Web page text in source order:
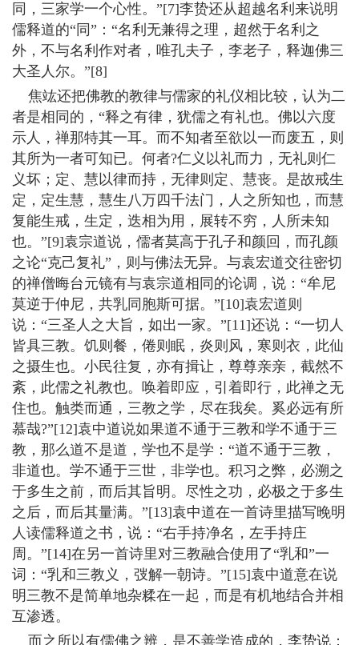
同，三家学一个心性。”[7]李贽还从超越名利来说明
儒释道的“同”：“名利无兼得之理，超然于名利之
外，不与名利作对者，唯孔夫子，李老子，释迦佛三
大圣人尔。”[8]
焦竑还把佛教的教律与儒家的礼仪相比较，认为二
者是相同的，“释之有律，犹儒之有礼也。佛以六度
示人，禅那特其一耳。而不知者至欲以一而废五，则
其所为一者可知已。何者?仁义以礼而力，无礼则仁
义坏；定、慧以律而持，无律则定、慧丧。是故戒生
定，定生慧，慧生八万四千法门，人之所知也，而慧
复能生戒，生定，迭相为用，展转不穷，人所未知
也。”[9]袁宗道说，儒者莫高于孔子和颜回，而孔颜
之论“克己复礼”，则与佛法无异。与袁宏道交往密切
的禅僧晦台元镜有与袁宗道相同的论调，说：“牟尼
莫逆于仲尼，共乳同胞斯可据。”[10]袁宏道则
说：“三圣人之大旨，如出一家。”[11]还说：“一切人
皆具三教。饥则餐，倦则眠，炎则风，寒则衣，此仙
之摄生也。小民往复，亦有揖让，尊尊亲亲，截然不
紊，此儒之礼教也。唤着即应，引着即行，此禅之无
住也。触类而通，三教之学，尽在我矣。奚必远有所
慕哉?”[12]袁中道说如果道不通于三教和学不通于三
教，那么道不是道，学也不是学：“道不通于三教，
非道也。学不通于三世，非学也。积习之弊，必溯之
于多生之前，而后其旨明。尽性之功，必极之于多生
之后，而后其量满。”[13]袁中道在一首诗里描写晚明
人读儒释道之书，说：“右手持净名，左手持庄
周。”[14]在另一首诗里对三教融合使用了“乳和”一
词：“乳和三教义，弢解一朝诗。”[15]袁中道意在说
明三教不是简单地杂糅在一起，而是有机地结合并相
互渗透。
而之所以有儒佛之辨，是不善学造成的，李贽说：